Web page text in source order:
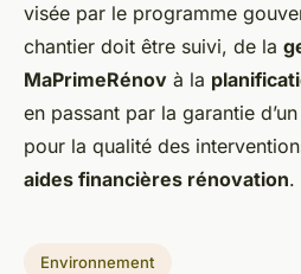
visée par le programme
chantier doit être suivi, de la
MaPrimeRénov à la
en passant par la garantie d’un
pour la qualité des
aides financières rénovation.
Environnement